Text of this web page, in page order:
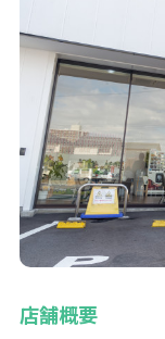
店舗概要